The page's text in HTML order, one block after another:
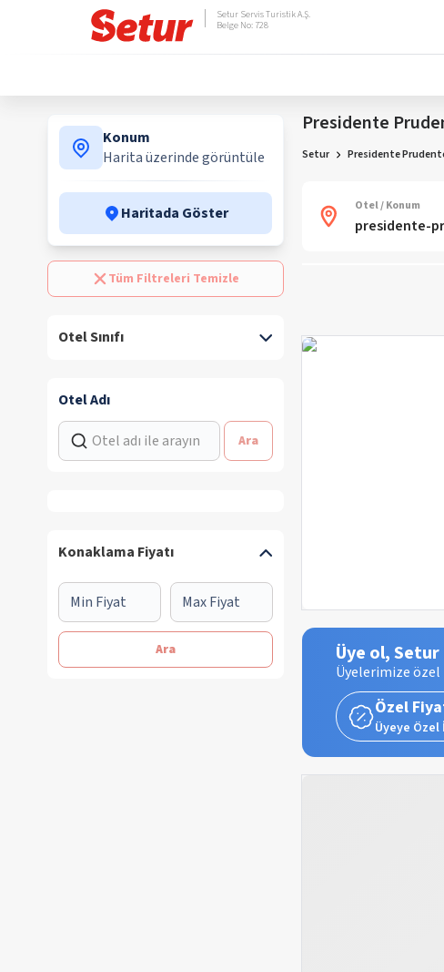
Setur Servis Turistik A.Ş.
Belge No: 728
Konum
Harita üzerinde görüntüle
Haritada Göster
Tüm Filtreleri Temizle
Otel Sınıfı
Otel Adı
Ara
Konaklama Fiyatı
Ara
Presidente
Setur Presidente
Otel / Konum
Üye ol,
Üyelerimize özel
Özel
Üyeye